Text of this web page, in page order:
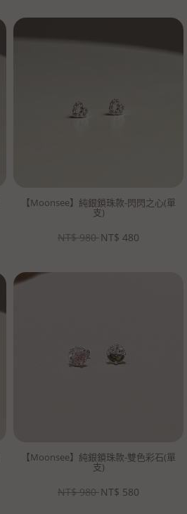
【Moonsee】純銀鎖珠款-閃閃之心(單
支)
NT$ 980 NT$ 480
【Moonsee】純銀鎖珠款-雙色彩石(單
支)
NT$ 980 NT$ 580